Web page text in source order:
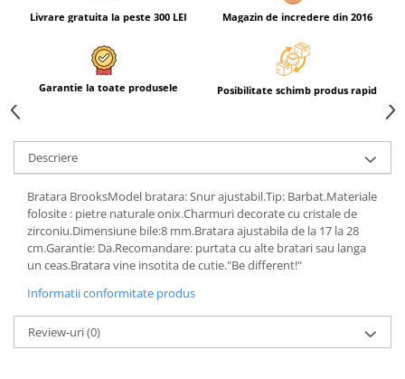
Livrare gratuita la peste 300 LEI Magazin de incredere din 2016
Garantie la toate produsele Posibilitate schimb produs rapid
Descriere
Bratara BrooksModel bratara: Snur ajustabil.Tip: Barbat.Materiale
folosite : pietre naturale onix.Charmuri decorate cu cristale de
zirconiu.Dimensiune bile:8 mm.Bratara ajustabila de la 17 la 28
cm.Garantie: Da.Recomandare: purtata cu alte bratari sau langa
un ceas.Bratara vine insotita de cutie."Be different!"
Informatii conformitate produs
Review-uri(0)